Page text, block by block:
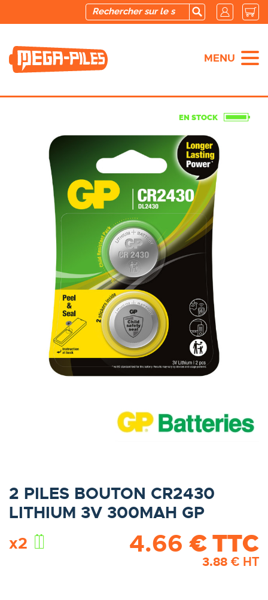
MENU
EN STOCK
2 PILES BOUTON CR2430
LITHIUM 3V 300MAH GP
x2 4.66 € TTC
3.88 € HT